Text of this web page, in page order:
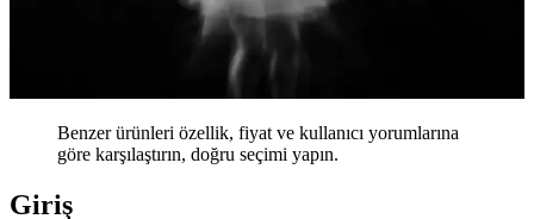
Benzer ürünleri özellik, fiyat ve kullanıcı yorumlarına
göre karşılaştırın, doğru seçimi yapın.
Giriş